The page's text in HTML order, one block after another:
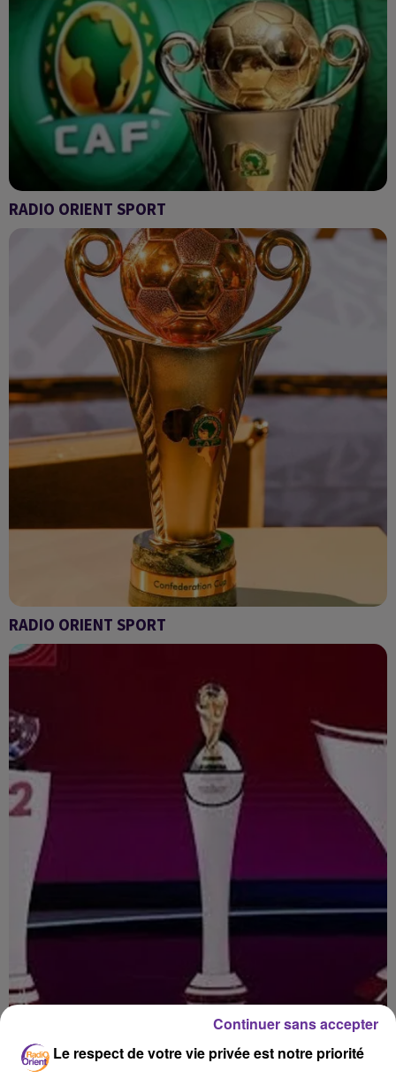
RADIO ORIENT SPORT
Radio Orient sport
RADIO ORIENT SPORT
RADIO ORIENT SPORT DU 4/4/2022
RADIO ORIENT SPORT
Radio Orient Sport
Le respect de votre vie privée est notre priorité
Continuer sans accepter